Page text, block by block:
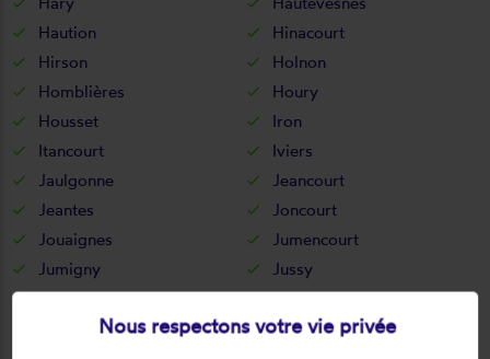
Haution
Hinacourt
Hirson
Holnon
Homblières
Houry
Housset
Iron
Itancourt
Iviers
Jaulgonne
Jeancourt
Jeantes
Joncourt
Jouaignes
Jumencourt
Jumigny
Jussy
Juvigny
Juvincourt-et-damary
La bouteille
La capelle
Nous respectons votre vie privée